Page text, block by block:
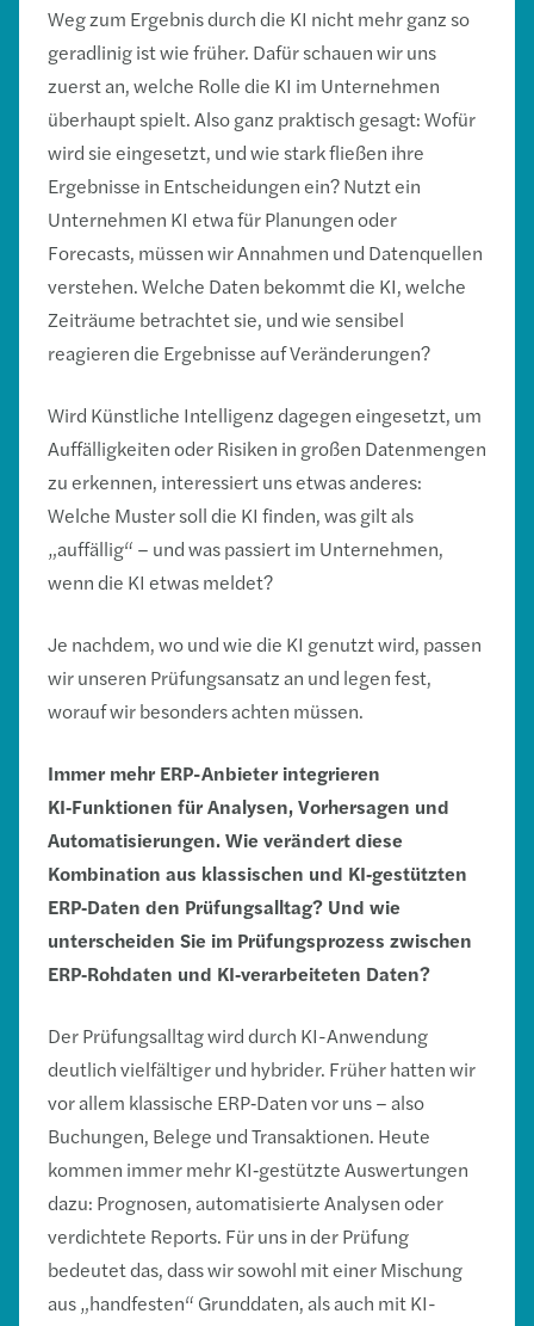
Weg zum Ergebnis durch die KI nicht mehr ganz so
geradlinig ist wie früher. Dafür schauen wir uns
zuerst an, welche Rolle die KI im Unternehmen
überhaupt spielt. Also ganz praktisch gesagt: Wofür
wird sie eingesetzt, und wie stark fließen ihre
Ergebnisse in Entscheidungen ein? Nutzt ein
Unternehmen KI etwa für Planungen oder
Forecasts, müssen wir Annahmen und Datenquellen
verstehen. Welche Daten bekommt die KI, welche
Zeiträume betrachtet sie, und wie sensibel
reagieren die Ergebnisse auf Veränderungen?
Wird Künstliche Intelligenz dagegen eingesetzt, um
Auffälligkeiten oder Risiken in großen Datenmengen
zu erkennen, interessiert uns etwas anderes:
Welche Muster soll die KI finden, was gilt als
„auffällig“ – und was passiert im Unternehmen,
wenn die KI etwas meldet?
Je nachdem, wo und wie die KI genutzt wird, passen
wir unseren Prüfungsansatz an und legen fest,
worauf wir besonders achten müssen.
Immer mehr ERP-Anbieter integrieren
KI‑Funktionen für Analysen, Vorhersagen und
Automatisierungen. Wie verändert diese
Kombination aus klassischen und KI‑gestützten
ERP‑Daten den Prüfungsalltag? Und wie
unterscheiden Sie im Prüfungsprozess zwischen
ERP‑Rohdaten und KI‑verarbeiteten Daten?
Der Prüfungsalltag wird durch KI-Anwendung
deutlich vielfältiger und hybrider. Früher hatten wir
vor allem klassische ERP‑Daten vor uns – also
Buchungen, Belege und Transaktionen. Heute
kommen immer mehr KI‑gestützte Auswertungen
dazu: Prognosen, automatisierte Analysen oder
verdichtete Reports. Für uns in der Prüfung
bedeutet das, dass wir sowohl mit einer Mischung
aus „handfesten“ Grunddaten, als auch mit KI-